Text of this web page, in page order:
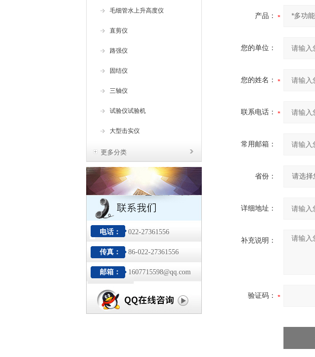
毛细管水上升高度仪
直剪仪
路强仪
固结仪
三轴仪
试验仪试验机
大型击实仪
更多分类
电话： 022-27361556
传真： 86-022-27361556
邮箱： 1607715598@qq.com
产品：
您的单位：
您的姓名：
联系电话：
常用邮箱：
省份：
详细地址：
补充说明：
验证码：